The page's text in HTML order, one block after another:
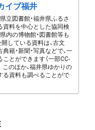
イブ福井
立図書館・福井県ふるさ
資料を中心とした協同検
内の博物館・図書館等も
している資料は、古文
典籍・新聞・写真などで、一
とができます（一部CC-
このほか、福井県ゆかりの
る資料も調べることがで